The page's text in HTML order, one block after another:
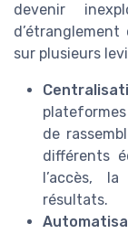
devenir
sur plusieurs
de
différents
l’accès,
résultats.